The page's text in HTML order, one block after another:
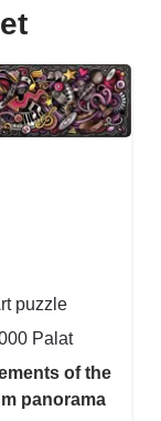
puzzle
Palat
of the
panorama